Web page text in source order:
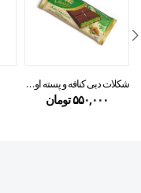
شکلات دبی کنافه و پسته اولکر ۱۰۰گرمی
۵۵۰,۰۰۰تومان